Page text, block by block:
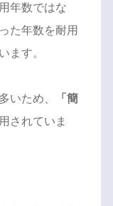
年数ではな
た年数を耐用
ます。
いため、
「簡
されていま